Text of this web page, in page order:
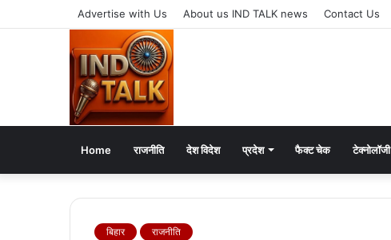
Advertise with Us About us IND TALK news Contact Us
Home राजनीति देश विदेश प्रदेश फैक्ट चेक टेक्नोलॉजी
बिहार राजनीति